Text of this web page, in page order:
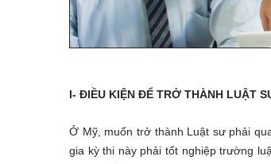
I- ĐIỀU KIỆN ĐỂ TRỞ THÀNH LUẬT
Ở Mỹ, muốn trở thành Luật sư phải
gia kỳ thi này phải tốt nghiệp trường